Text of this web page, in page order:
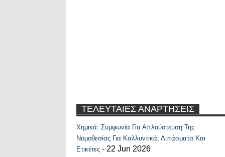
ΤΕΛΕΥΤΑΙΕΣ ΑΝΑΡΤΗΣΕΙΣ
Recent Posts Widget
Χημικά: Συμφωνία Για Απλούστευση Της
Νομοθεσίας Για Καλλυντικά, Λιπάσματα Και
Ετικέτες - 22 Jun 2026